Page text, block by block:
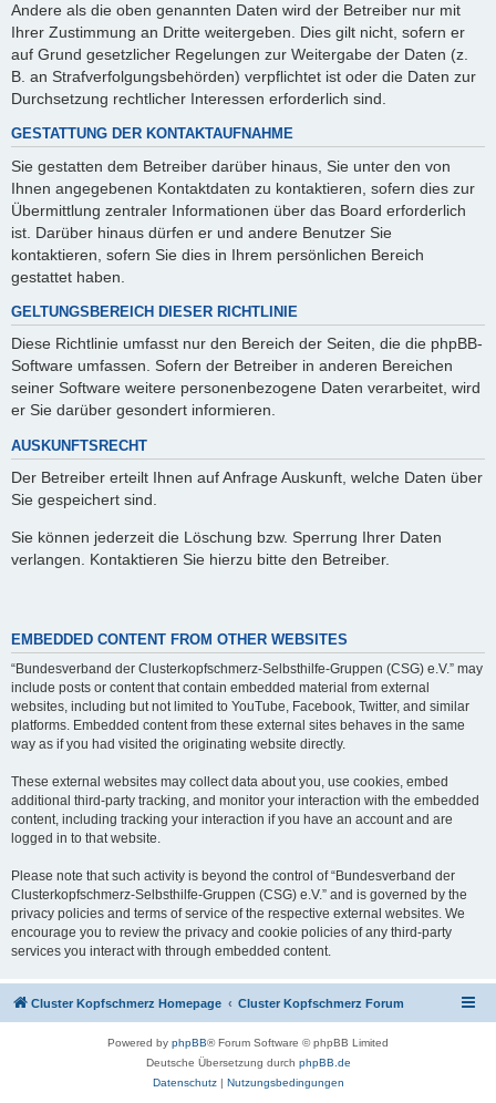
Andere als die oben genannten Daten wird der Betreiber nur mit
Ihrer Zustimmung an Dritte weitergeben. Dies gilt nicht, sofern er
auf Grund gesetzlicher Regelungen zur Weitergabe der Daten (z.
B. an Strafverfolgungsbehörden) verpflichtet ist oder die Daten zur
Durchsetzung rechtlicher Interessen erforderlich sind.
GESTATTUNG DER KONTAKTAUFNAHME
Sie gestatten dem Betreiber darüber hinaus, Sie unter den von
Ihnen angegebenen Kontaktdaten zu kontaktieren, sofern dies zur
Übermittlung zentraler Informationen über das Board erforderlich
ist. Darüber hinaus dürfen er und andere Benutzer Sie
kontaktieren, sofern Sie dies in Ihrem persönlichen Bereich
gestattet haben.
GELTUNGSBEREICH DIESER RICHTLINIE
Diese Richtlinie umfasst nur den Bereich der Seiten, die die phpBB-
Software umfassen. Sofern der Betreiber in anderen Bereichen
seiner Software weitere personenbezogene Daten verarbeitet, wird
er Sie darüber gesondert informieren.
AUSKUNFTSRECHT
Der Betreiber erteilt Ihnen auf Anfrage Auskunft, welche Daten über
Sie gespeichert sind.
Sie können jederzeit die Löschung bzw. Sperrung Ihrer Daten
verlangen. Kontaktieren Sie hierzu bitte den Betreiber.
EMBEDDED CONTENT FROM OTHER WEBSITES
“Bundesverband der Clusterkopfschmerz-Selbsthilfe-Gruppen (CSG) e.V.” may
include posts or content that contain embedded material from external
websites, including but not limited to YouTube, Facebook, Twitter, and similar
platforms. Embedded content from these external sites behaves in the same
way as if you had visited the originating website directly.
These external websites may collect data about you, use cookies, embed
additional third-party tracking, and monitor your interaction with the embedded
content, including tracking your interaction if you have an account and are
logged in to that website.
Please note that such activity is beyond the control of “Bundesverband der
Clusterkopfschmerz-Selbsthilfe-Gruppen (CSG) e.V.” and is governed by the
privacy policies and terms of service of the respective external websites. We
encourage you to review the privacy and cookie policies of any third-party
services you interact with through embedded content.
Cluster Kopfschmerz Homepage Cluster Kopfschmerz Forum
Powered by phpBB® Forum Software © phpBB Limited
Deutsche Übersetzung durch phpBB.de
Datenschutz| Nutzungsbedingungen